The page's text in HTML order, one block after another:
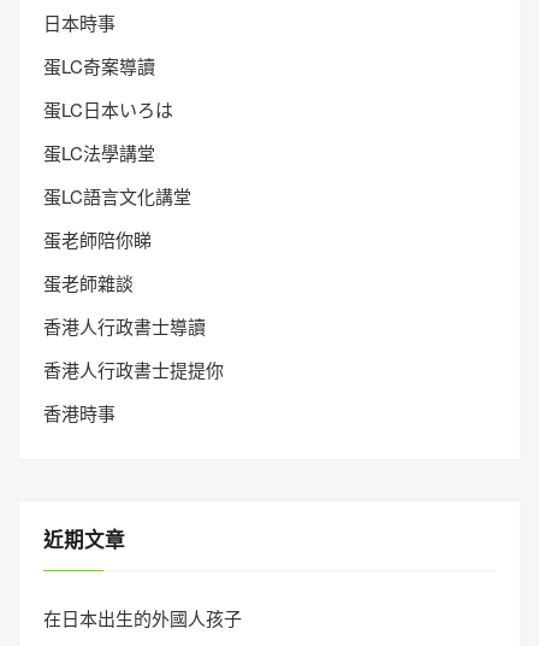
日本時事
蛋LC奇案導讀
蛋LC日本いろは
蛋LC法學講堂
蛋LC語言文化講堂
蛋老師陪你睇
蛋老師雜談
香港人行政書士導讀
香港人行政書士提提你
香港時事
近期文章
在日本出生的外國人孩子